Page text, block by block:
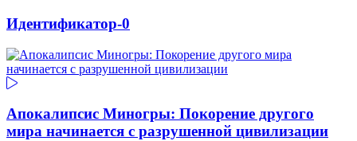
Идентификатор-0
Апокалипсис Миногры: Покорение другого
мира начинается с разрушенной цивилизации